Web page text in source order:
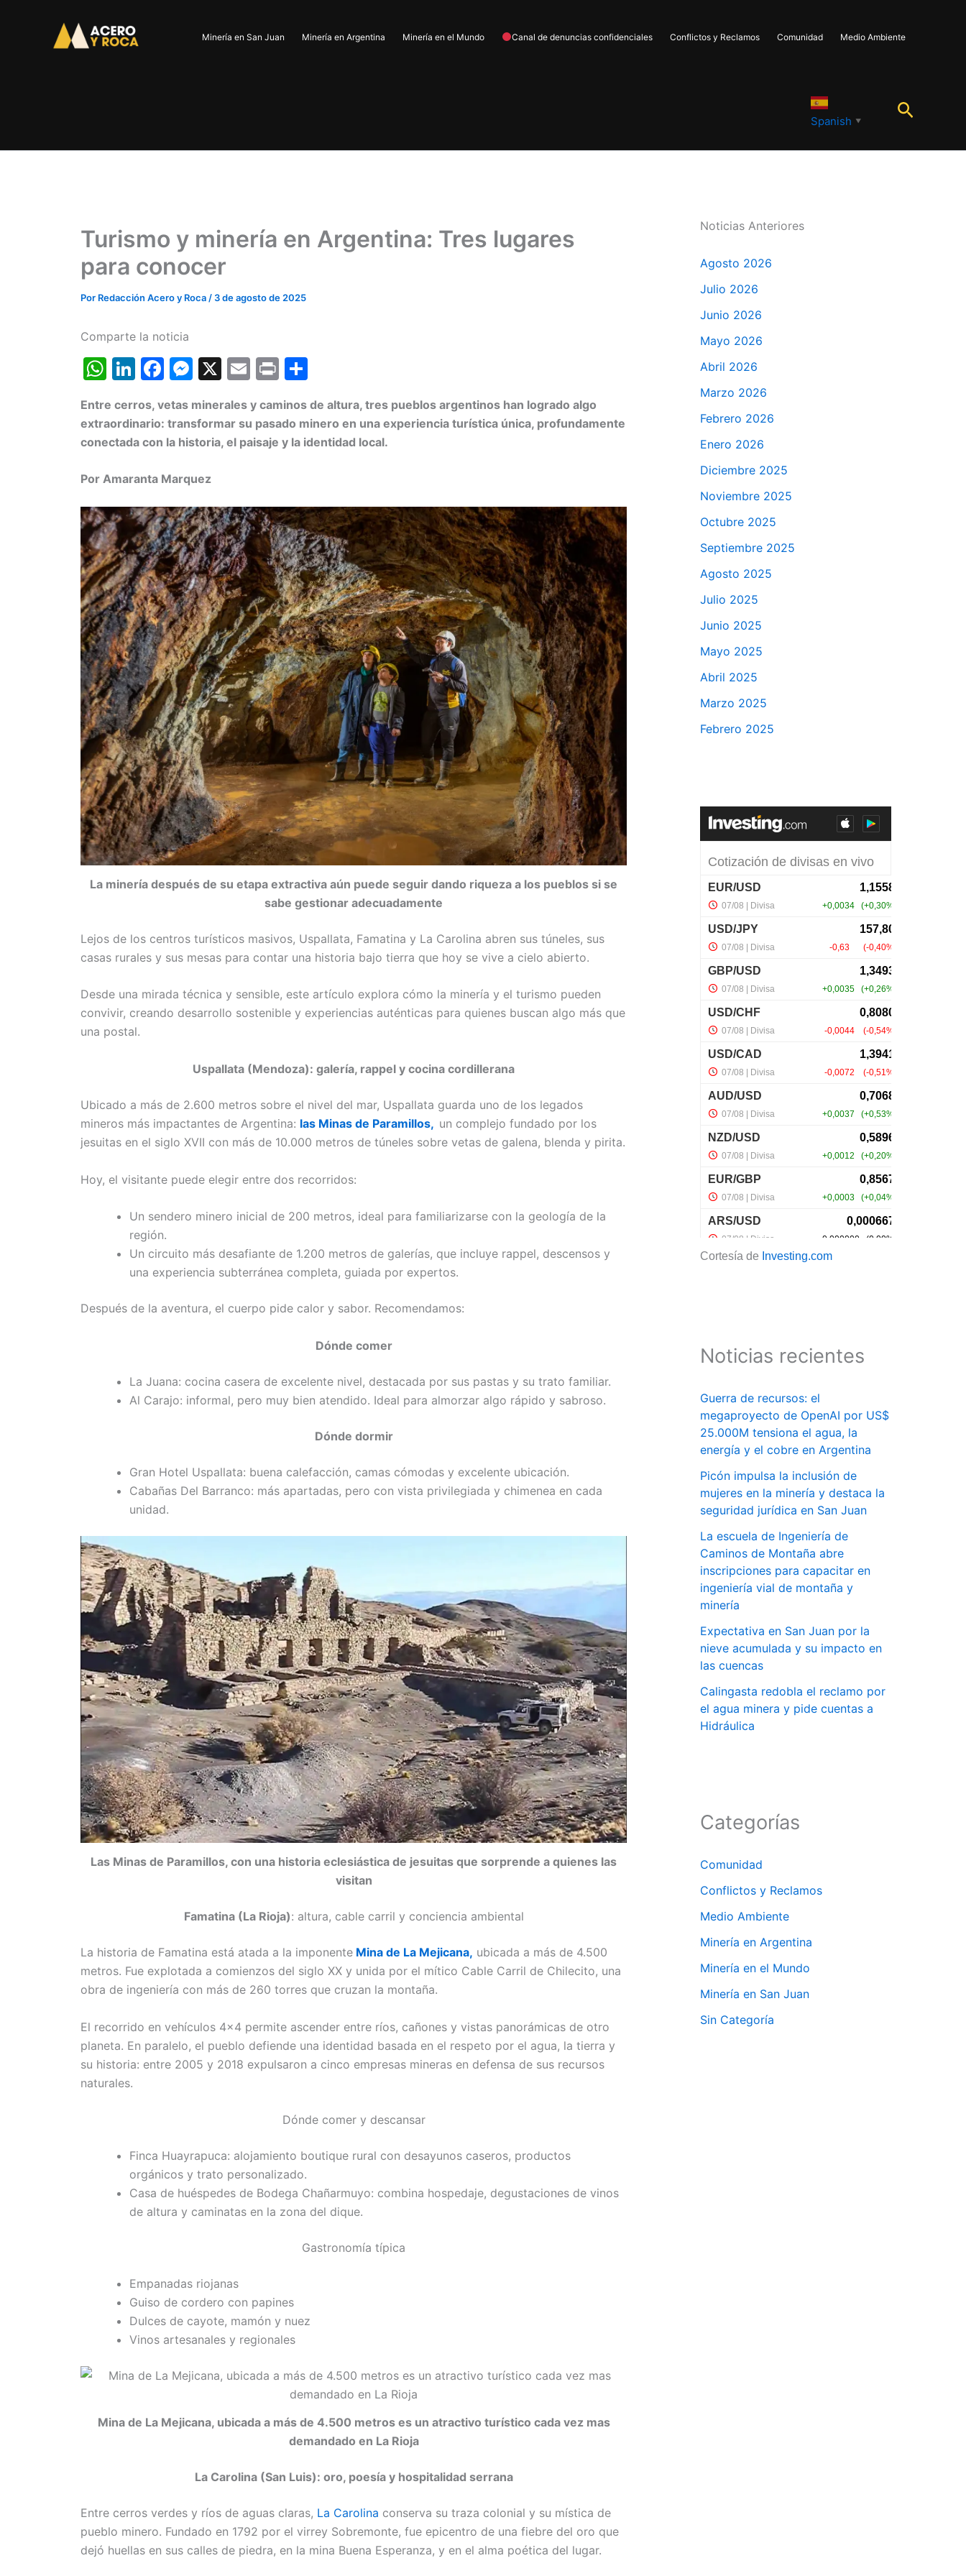
contenido
Minería en San Juan Minería en Argentina Minería en el Mundo Canal de denuncias confidenciales Conflictos y Reclamos Comunidad Medio Ambiente
Spanish ▼
Buscar
Turismo y minería en Argentina: Tres lugares
para conocer
Por Redacción Acero y Roca / 3 de agosto de 2025
Comparte la noticia
W
at
s
p
p
Li
k
e
n
F
c
e
o
o
k
M
s
s
n
g
er
X
E
ai
l
Pr
t
m
p
Entre cerros, vetas minerales y caminos de altura, tres pueblos argentinos han logrado algo
extraordinario: transformar su pasado minero en una experiencia turística única, profundamente
conectada con la historia, el paisaje y la identidad local.
Por Amaranta Marquez
La minería después de su etapa extractiva aún puede seguir dando riqueza a los pueblos si se
sabe gestionar adecuadamente
Lejos de los centros turísticos masivos, Uspallata, Famatina y La Carolina abren sus túneles, sus
casas rurales y sus mesas para contar una historia bajo tierra que hoy se vive a cielo abierto.
Desde una mirada técnica y sensible, este artículo explora cómo la minería y el turismo pueden
convivir, creando desarrollo sostenible y experiencias auténticas para quienes buscan algo más que
una postal.
Uspallata (Mendoza): galería, rappel y cocina cordillerana
Ubicado a más de 2.600 metros sobre el nivel del mar, Uspallata guarda uno de los legados
mineros más impactantes de Argentina: las Minas de Paramillos, un complejo fundado por los
jesuitas en el siglo XVII con más de 10.000 metros de túneles sobre vetas de galena, blenda y pirita.
Hoy, el visitante puede elegir entre dos recorridos:
Un sendero minero inicial de 200 metros, ideal para familiarizarse con la geología de la
región.
Un circuito más desafiante de 1.200 metros de galerías, que incluye rappel, descensos y
una experiencia subterránea completa, guiada por expertos.
Después de la aventura, el cuerpo pide calor y sabor. Recomendamos:
Dónde comer
La Juana: cocina casera de excelente nivel, destacada por sus pastas y su trato familiar.
Al Carajo: informal, pero muy bien atendido. Ideal para almorzar algo rápido y sabroso.
Dónde dormir
Gran Hotel Uspallata: buena calefacción, camas cómodas y excelente ubicación.
Cabañas Del Barranco: más apartadas, pero con vista privilegiada y chimenea en cada
unidad.
Las Minas de Paramillos, con una historia eclesiástica de jesuitas que sorprende a quienes las
visitan
Famatina (La Rioja): altura, cable carril y conciencia ambiental
La historia de Famatina está atada a la imponente Mina de La Mejicana, ubicada a más de 4.500
metros. Fue explotada a comienzos del siglo XX y unida por el mítico Cable Carril de Chilecito, una
obra de ingeniería con más de 260 torres que cruzan la montaña.
El recorrido en vehículos 4×4 permite ascender entre ríos, cañones y vistas panorámicas de otro
planeta. En paralelo, el pueblo defiende una identidad basada en el respeto por el agua, la tierra y
su historia: entre 2005 y 2018 expulsaron a cinco empresas mineras en defensa de sus recursos
naturales.
Dónde comer y descansar
Finca Huayrapuca: alojamiento boutique rural con desayunos caseros, productos
orgánicos y trato personalizado.
Casa de huéspedes de Bodega Chañarmuyo: combina hospedaje, degustaciones de vinos
de altura y caminatas en la zona del dique.
Gastronomía típica
Empanadas riojanas
Guiso de cordero con papines
Dulces de cayote, mamón y nuez
Vinos artesanales y regionales
Mina de La Mejicana, ubicada a más de 4.500 metros es un atractivo turístico cada vez mas
demandado en La Rioja
La Carolina (San Luis): oro, poesía y hospitalidad serrana
Entre cerros verdes y ríos de aguas claras, La Carolina conserva su traza colonial y su mística de
pueblo minero. Fundado en 1792 por el virrey Sobremonte, fue epicentro de una fiebre del oro que
dejó huellas en sus calles de piedra, en la mina Buena Esperanza, y en el alma poética del lugar.
Noticias Anteriores
Agosto 2026
Julio 2026
Junio 2026
Mayo 2026
Abril 2026
Marzo 2026
Febrero 2026
Enero 2026
Diciembre 2025
Noviembre 2025
Octubre 2025
Septiembre 2025
Agosto 2025
Julio 2025
Junio 2025
Mayo 2025
Abril 2025
Marzo 2025
Febrero 2025
Cortesía de Investing.com
Noticias recientes
Guerra de recursos: el
megaproyecto de OpenAI por US$
25.000M tensiona el agua, la
energía y el cobre en Argentina
Picón impulsa la inclusión de
mujeres en la minería y destaca la
seguridad jurídica en San Juan
La escuela de Ingeniería de
Caminos de Montaña abre
inscripciones para capacitar en
ingeniería vial de montaña y
minería
Expectativa en San Juan por la
nieve acumulada y su impacto en
las cuencas
Calingasta redobla el reclamo por
el agua minera y pide cuentas a
Hidráulica
Categorías
Comunidad
Conflictos y Reclamos
Medio Ambiente
Minería en Argentina
Minería en el Mundo
Minería en San Juan
Sin Categoría